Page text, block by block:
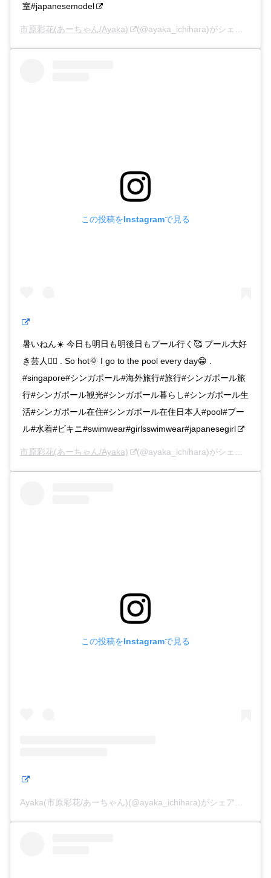
室#japanesemodel
市原彩花(あーちゃん/Ayaka) (@ayaka_ichihara)がシェアした投稿 –
この投稿をInstagramで見る
暑いねん☀️ 今日も明日も明後日もプール行く🥰 プール大好
き芸人👯‍♀️ . So hot🌞 I go to the pool every day😁 .
#singapore#シンガポール#海外旅行#旅行#シンガポール旅
行#シンガポール観光#シンガポール暮らし#シンガポール生
活#シンガポール在住#シンガポール在住日本人#pool#プー
ル#水着#ビキニ#swimwear#girlsswimwear#japanesegirl
市原彩花(あーちゃん/Ayaka) (@ayaka_ichihara)がシェアした投稿 –
この投稿をInstagramで見る